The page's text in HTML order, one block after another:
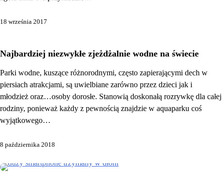
18 września 2017
Najbardziej niezwykłe zjeżdżalnie wodne na świecie
Parki wodne, kuszące różnorodnymi, często zapierającymi dech w
piersiach atrakcjami, są uwielbiane zarówno przez dzieci jak i
młodzież oraz…osoby dorosłe. Stanowią doskonałą rozrywkę dla całej
rodziny, ponieważ każdy z pewnością znajdzie w aquaparku coś
wyjątkowego…
8 października 2018